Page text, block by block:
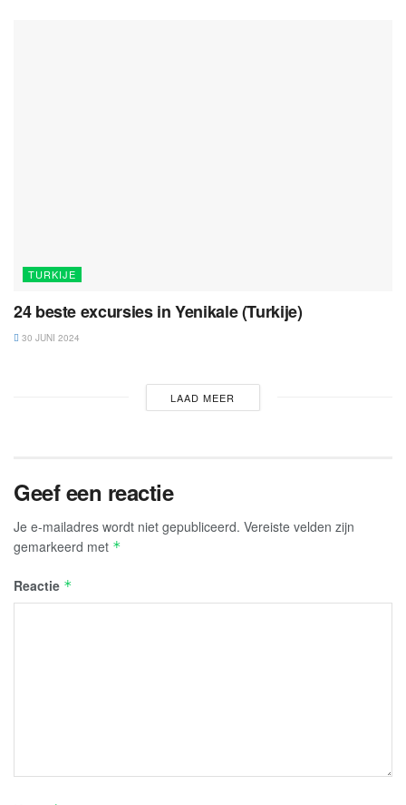
TURKIJE
24 beste excursies in Yenikale (Turkije)
30 JUNI 2024
LAAD MEER
Geef een reactie
Je e-mailadres wordt niet gepubliceerd. Vereiste velden zijn
gemarkeerd met *
Reactie *